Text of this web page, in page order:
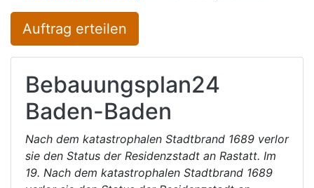
Auftrag erteilen
Bebauungsplan24
Baden-Baden
Nach dem katastrophalen Stadtbrand 1689 verlor
sie den Status der Residenzstadt an Rastatt. Im
19. Nach dem katastrophalen Stadtbrand 1689